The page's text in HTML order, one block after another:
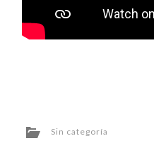
Sin categoría